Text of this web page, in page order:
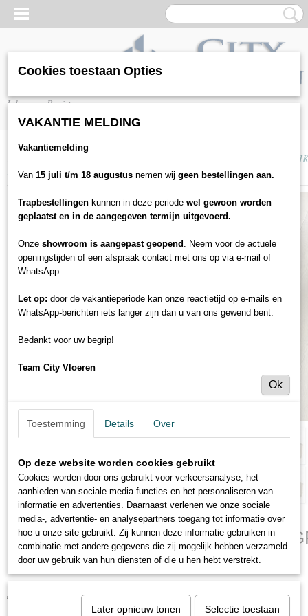
Inloggen Registreren
Home
PARADOR TRENDTIME 6 -
NATUURMAT
PARADOR TRENDTIME 6 - EIKEN
NATUURMAT
€ 39,95 € 31,95
Cookies toestaan Opties
VAKANTIE MELDING
Vakantiemelding
Van 15 juli t/m 18 augustus nemen wij geen bestellingen aan.
Trapbestellingen kunnen in deze periode wel gewoon worden
geplaatst en in de aangegeven termijn uitgevoerd.
Onze showroom is aangepast geopend . Neem voor de actuele
openingstijden of een afspraak contact met ons op via e-mail of
WhatsApp.
Let op: door de vakantieperiode kan onze reactietijd op e-mails en
WhatsApp-berichten iets langer zijn dan u van ons gewend bent.
Bedankt voor uw begrip!
Team City Vloeren
Ok
Toestemming Details Over
Op deze website worden cookies gebruikt
Cookies worden door ons gebruikt voor verkeersanalyse, het
aanbieden van sociale media-functies en het personaliseren van
informatie en advertenties. Daarnaast verlenen we onze sociale
media-, advertentie- en analysepartners toegang tot informatie over
hoe u onze site gebruikt. Zij kunnen deze informatie gebruiken in
combinatie met andere gegevens die zij mogelijk hebben verzameld
door uw gebruik van hun diensten of die u hen hebt verstrekt.
Later opnieuw tonen Selectie toestaan